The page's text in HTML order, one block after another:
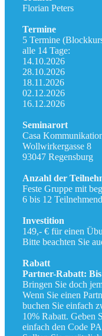
Florian Peters
Termine
5 Termine
alle 14 Tage:
14.10.2026
28.10.2026
18.11.2026
02.12.2026
16.12.2026
Seminarort
Casa
Wollwirkergasse 8
93047 Regensburg
Anzahl der
Feste Gruppe mit
6 bis 12
Investition
149,- € für einen
Bitte beachten Sie
Rabatt
Partner-Rabatt:
Bringen Sie doch
Wenn Sie einen
buchen Sie einfach
10% Rabatt. Geben
einfach den Code